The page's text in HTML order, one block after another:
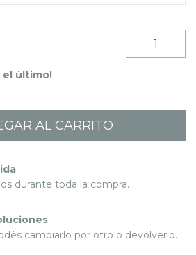
el último!
durante toda la compra.
cambiarlo por otro o devolverlo.